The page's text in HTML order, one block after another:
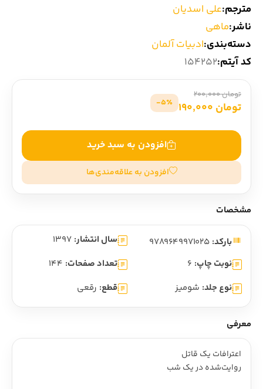
مترجم:علی اسدیان
ناشر:ماهی
دسته‌بندی:ادبیات آلمان
کد آیتم:154252
تومان 200,000
تومان 190,000 5٪-
افزودن به سبد خرید
افزودن به علاقه‌مندی‌ها
مشخصات
بارکد: سال انتشار: 1397
نوبت چاپ: 6 تعداد صفحات: 144
نوع جلد: شومیز قطع: رقعی
معرفی
اعترافات یک قاتل
روایت‌شده در یک شب